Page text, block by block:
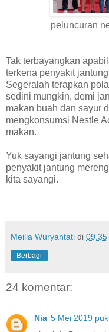
peluncuran
Tak terbayangkan
terkena penyakit
Segeralah terapkan
sedini mungkin, demi
makan buah dan sayur
mengkonsumsi Nestle
makan.
Yuk sayangi jantung
penyakit jantung
kita sayangi.
Meilia Wuryantati di 09.35
Berbagi
24 komentar:
Nia 5 Mei 2019